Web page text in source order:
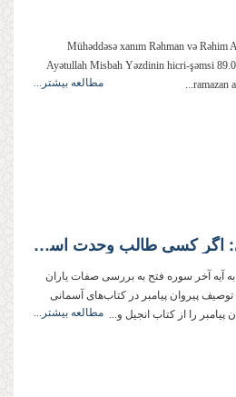
Mühəddəsə xanım Rəhman və Rəhim
Ayətullah Misbah Yəzdinin hicri-şəmsi
ramazan
مطالعه بیشتر...
آیت الله مصباح یزدی: اگر کسی طالب وحدت است باید گوش به فرمان رهبری باشد
آیه آخر سوره فتح به بررسی صفات یاران
توصیف پیروان پیامبر در کتاب‌های آسمانی
را از کتاب‌ انجیل و... مطالعه بیشتر...